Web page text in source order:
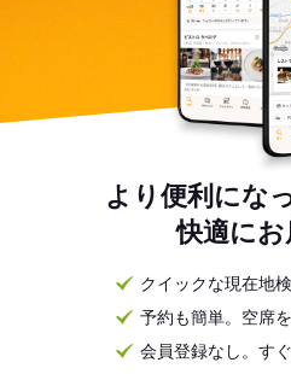
より便利にな
快適にお
クイックな現在地
予約も簡単。空席
会員登録なし。す